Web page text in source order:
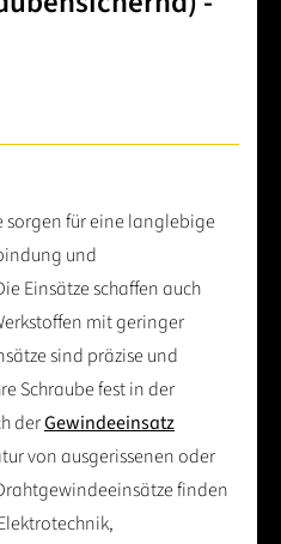
sorgen für eine langlebige
und
Einsätze schaffen auch
mit geringer
sind präzise und
Schraube fest in der
derGewindeeinsatz
von ausgerissenen oder
finden